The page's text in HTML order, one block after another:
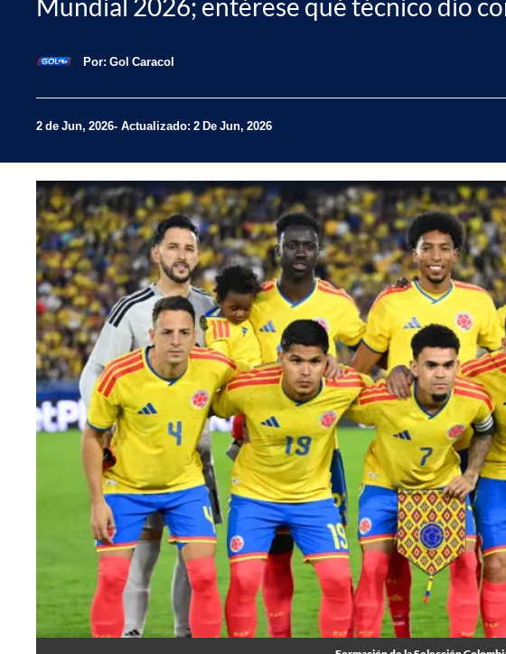
Mundial 2026; entérese qué técnico dio
Por: Gol Caracol
2 de Jun, 2026 Actualizado: 2 De Jun, 2026